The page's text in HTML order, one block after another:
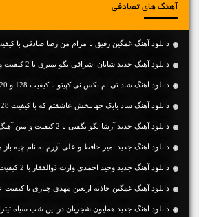
آهنگ های تصادفی
دانلود آهنگ غمگین رفیق با مرام من رضا صادقی با
دانلود آهنگ جديد شایان اشراقی بگو نمیری با 2 کیفیت و متن آهنگ
دانلود آهنگ شاد تی ام بکس نی کپیتو با کیفیت 128 و 320
دانلود آهنگ شاد بابک جهانبخش عاشقتم که با کیفیت 128 و 320
دانلود آهنگ جديد آرشا نگو نگفتی با 2 کیفیت و متن آهنگ
دانلود آهنگ جديد امیر حافظ و علی آزرم به نام چیه باز
دانلود آهنگ جديد وحید احمدی وارث ذوالفقار با 2 کیفیت و متن آهنگ
دانلود آهنگ غمگین جاذبه اربعین مهدی چناری با کیفیت
دانلود آهنگ جدید همایون شجریان در این شب سیاه